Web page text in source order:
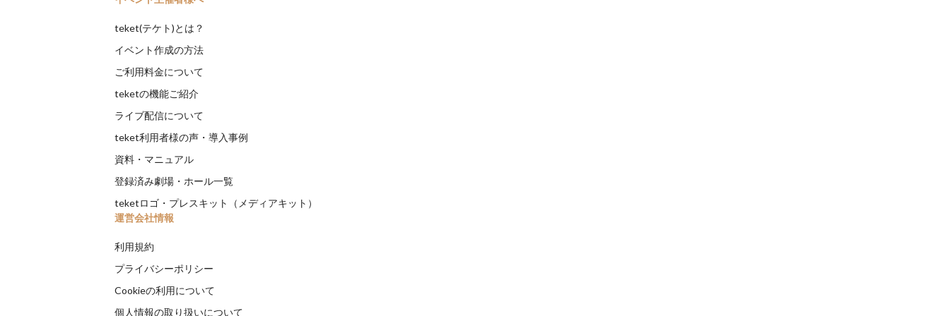
teket(テケト)とは？
イベント作成の方法
ご利用料金について
teketの機能ご紹介
ライブ配信について
teket利用者様の声・導入事例
資料・マニュアル
登録済み劇場・ホール一覧
teketロゴ・プレスキット（メディアキット）
運営会社情報
利用規約
プライバシーポリシー
Cookieの利用について
個人情報の取り扱いについて